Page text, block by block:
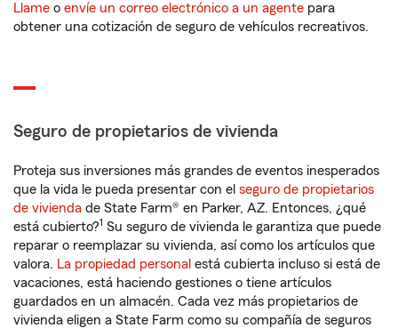
Llame o envíe un correo electrónico a un agente para
obtener una cotización de seguro de vehículos recreativos.
Seguro de propietarios de vivienda
Proteja sus inversiones más grandes de eventos inesperados
que la vida le pueda presentar con el seguro de propietarios
de vivienda de State Farm® en Parker, AZ. Entonces, ¿qué
está cubierto?1 Su seguro de vivienda le garantiza que puede
reparar o reemplazar su vivienda, así como los artículos que
valora. La propiedad personal está cubierta incluso si está de
vacaciones, está haciendo gestiones o tiene artículos
guardados en un almacén. Cada vez más propietarios de
vivienda eligen a State Farm como su compañía de seguros